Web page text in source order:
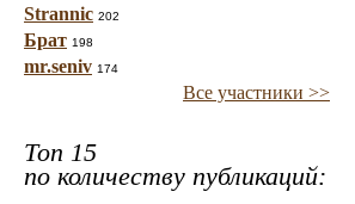
Strannic 202
Брат 198
mr.seniv 174
Все участники >>
Топ 15
по количеству публикаций: